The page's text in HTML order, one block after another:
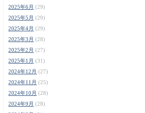
2025年6月 (29)
2025年5月 (29)
2025年4月 (29)
2025年3月 (28)
2025年2月 (27)
2025年1月 (31)
2024年12月 (27)
2024年11月 (25)
2024年10月 (28)
2024年9月 (28)